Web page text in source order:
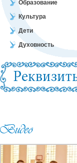
Образование
Культура
Дети
Духовность